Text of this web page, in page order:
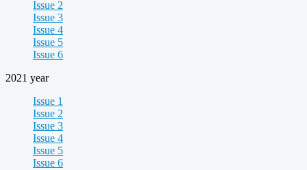
Issue 2
Issue 3
Issue 4
Issue 5
Issue 6
2021 year
Issue 1
Issue 2
Issue 3
Issue 4
Issue 5
Issue 6